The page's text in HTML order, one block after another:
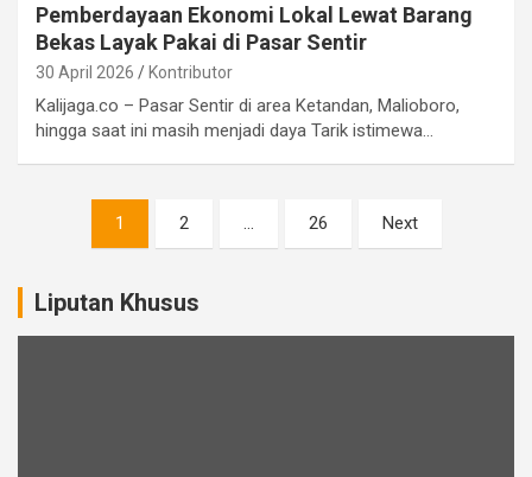
Pemberdayaan Ekonomi Lokal Lewat Barang
Bekas Layak Pakai di Pasar Sentir
30 April 2026 Kontributor
Kalijaga.co – Pasar Sentir di area Ketandan, Malioboro,
hingga saat ini masih menjadi daya Tarik istimewa…
Paginasi
1 2 … 26 Next
Liputan Khusus